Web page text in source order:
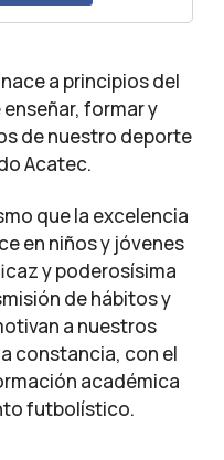
a principios del
formar y
de nuestro deporte
Acatec.
que la excelencia
en niños y jóvenes
y poderosísima
de hábitos y
a nuestros
constancia, con el
académica
futbolístico.